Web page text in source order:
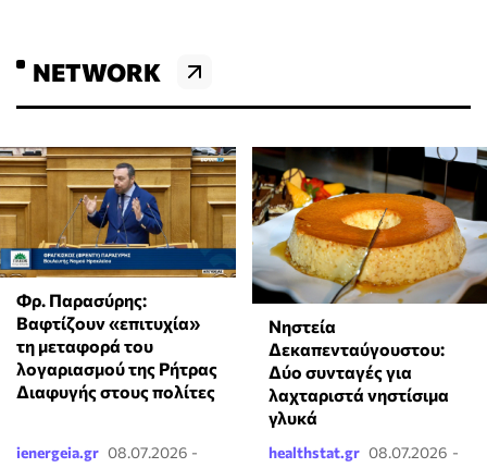
NETWORK
Φρ. Παρασύρης:
Βαφτίζουν «επιτυχία»
τη μεταφορά του
λογαριασμού της Ρήτρας
Διαφυγής στους πολίτες
ienergeia.gr 08.07.2026 -
Νηστεία
Δεκαπενταύγουστου:
Δύο συνταγές για
λαχταριστά νηστίσιμα
γλυκά
healthstat.gr 08.07.2026 -